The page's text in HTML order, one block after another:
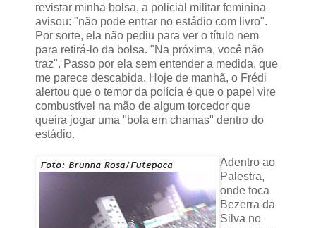
revistar minha bolsa, a policial militar feminina
avisou: "não pode entrar no estádio com livro".
Por sorte, ela não pediu para ver o título nem
para retirá-lo da bolsa. "Na próxima, você não
traz". Passo por ela sem entender a medida, que
me parece descabida. Hoje de manhã, o Frédi
alertou que o temor da polícia é que o papel vire
combustível na mão de algum torcedor que
queira jogar uma "bola em chamas" dentro do
estádio.
Adentro ao
Palestra,
onde toca
Bezerra da
Silva no